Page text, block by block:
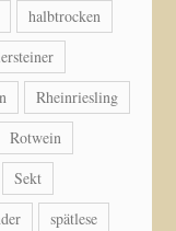
halbtrocken
Rheinriesling
Rotwein
Sekt
spätlese